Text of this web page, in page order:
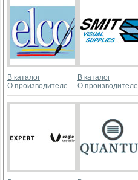
В каталог
О производителе
В каталог
О производителе